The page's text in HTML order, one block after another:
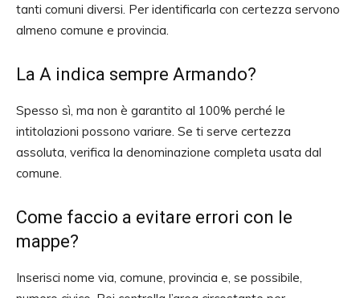
tanti comuni diversi. Per identificarla con certezza servono
almeno comune e provincia.
La A indica sempre Armando?
Spesso sì, ma non è garantito al 100% perché le
intitolazioni possono variare. Se ti serve certezza
assoluta, verifica la denominazione completa usata dal
comune.
Come faccio a evitare errori con le
mappe?
Inserisci nome via, comune, provincia e, se possibile,